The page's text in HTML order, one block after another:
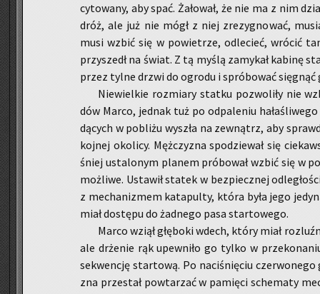
cy­to­wa­ny, aby spać. Ża­ło­wał, że nie ma z nim
dróż, ale już nie mógł z niej zre­zy­gno­wać,
musi wzbić się w po­wie­trze, od­le­cieć, wró­cić
przy­szedł na świat. Z tą myślą za­my­kał ka­bi­nę
przez tylne drzwi do ogro­du i spró­bo­wać się­gnąć
Nie­wiel­kie roz­mia­ry stat­ku po­zwo­li­ły nie
dów Marco­, jed­nak tuż po od­pa­le­niu
dą­cych w po­bli­żu wy­szła na ze­wnątrz, aby
koj­nej oko­li­cy. Męż­czy­zna spo­dzie­wał się
śniej usta­lo­nym pla­nem pró­bo­wał wzbić się w
moż­li­we. Usta­wił sta­tek w bez­piecz­nej
z me­cha­ni­zmem ka­ta­pul­ty, która była jego
miał do­stę­pu do żad­ne­go pasa star­to­we­go.
Marco wziął głę­bo­ki wdech, który miał
ale drże­nie rąk upew­ni­ło go tylko w
se­kwen­cję star­to­wą. Po na­ci­śnię­ciu
zna prze­stał po­wta­rzać w pa­mię­ci sche­ma­ty